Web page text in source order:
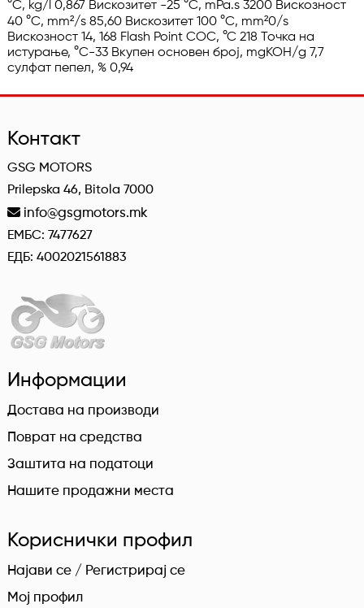
°C, kg/l 0,867 Вискозитет -25 °C, mPa.s 3200 Вискозност
40 °C, mm²/s 85,60 Вискозитет 100 °C, mm²0/s
Вискозност 14, 168 Flash Point COC, °C 218 Точка на
истурање, °C-33 Вкупен основен број, mgKOH/g 7,7
сулфат пепел, % 0,94
Контакт
GSG MOTORS
Prilepska 46, Bitola 7000
info@gsgmotors.mk
ЕМБС: 7477627
ЕДБ: 4002021561883
Информации
Достава на производи
Поврат на средства
Заштита на податоци
Нашите продажни места
Кориснички профил
Најави се / Регистрирај се
Мој профил